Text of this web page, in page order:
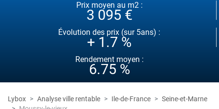
Prix moyen au m2 :
3 095 €
Évolution des prix (sur 5ans) :
+ 1.7 %
Rendement moyen :
6.75 %
Lybox Analyse ville rentable Ile-de-France
Seine-et-Marne